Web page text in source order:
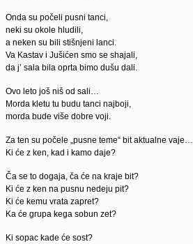
Onda su počeli pusni tanci,
neki su okole hludili,
a neken su bili stišnjeni lanci.
Va Kastav i Jušićen smo se shajali,
da j’ sala bila oprta bimo dušu dali.
Ovo leto još niš od sali…
Morda kletu tu budu tanci najboji,
morda bude više dobre voji.
Za ten su počele „pusne teme“ bit aktualne vaje…
Ki će z ken, kad i kamo daje?
Ča se to dogaja, ča će na kraje bit?
Ki će z ken na pusnu nedeju pit?
Ki će kemu vrata zapret?
Ka će grupa kega sobun zet?
Ki sopac kade će sost?